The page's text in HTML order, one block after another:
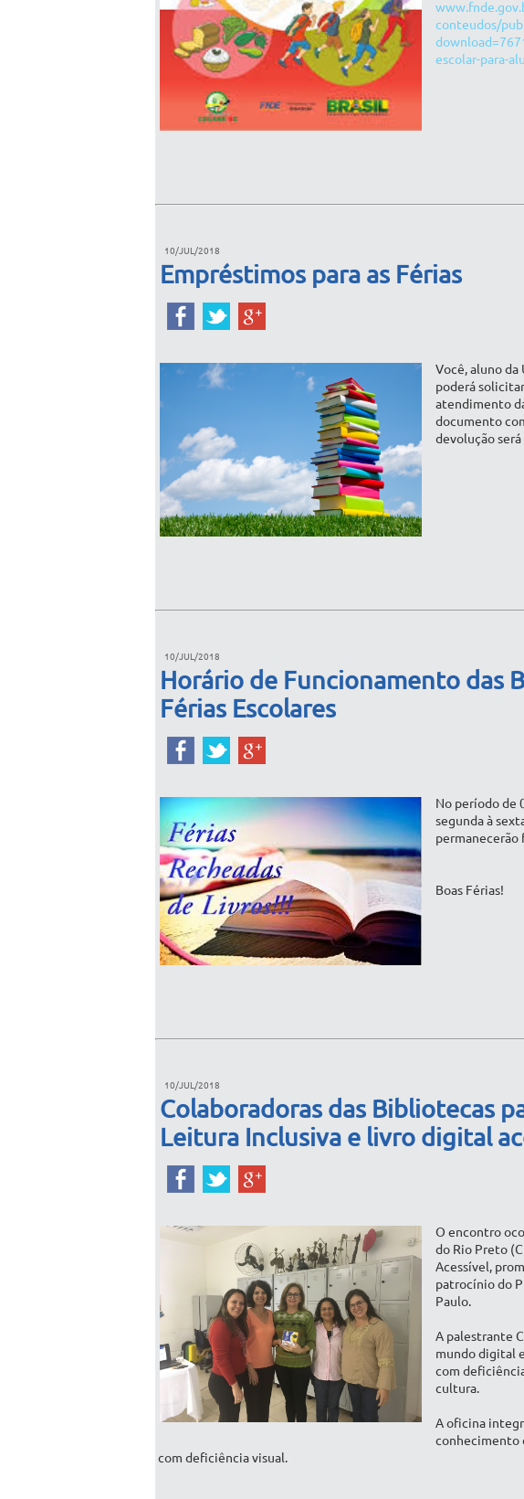
conteudos/
escolar-para-
10/JUL/2018
Empréstimos para as Férias
Você, aluno da
poderá
atendimento
documento
devolução
10/JUL/2018
Horário de Funcionamento das
Férias Escolares
No período de
segunda à
permanecerão
Boas Férias!
10/JUL/2018
Colaboradoras das Bibliotecas
Leitura Inclusiva e livro digital
O encontro
do Rio Preto
Acessível,
patrocínio do
Paulo.
A palestrante
mundo digital
com
cultura.
A oficina
conhecimento
com deficiência visual.